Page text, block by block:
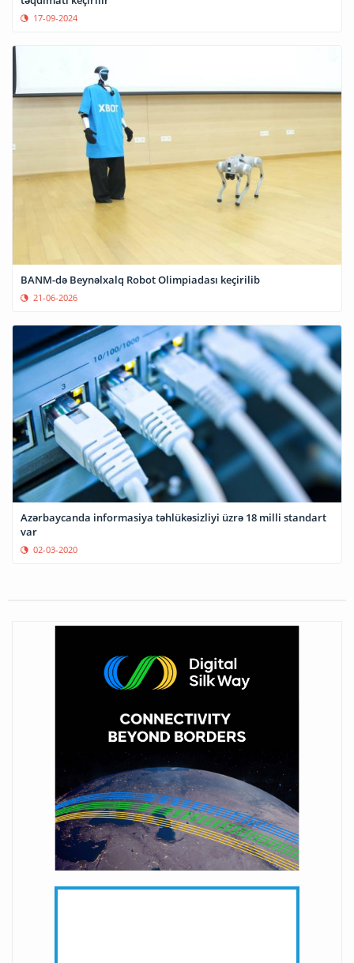
17-09-2024
BANM-də Beynəlxalq Robot Olimpiadası keçirilib
21-06-2026
Azərbaycanda informasiya təhlükəsizliyi üzrə 18 milli standart
var
02-03-2020